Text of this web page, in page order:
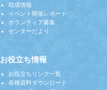
助成情報
イベント開催レポート
ボランティア募集
センターだより
お役立ち情報
お役立ちリンク一覧
各種資料ダウンロード